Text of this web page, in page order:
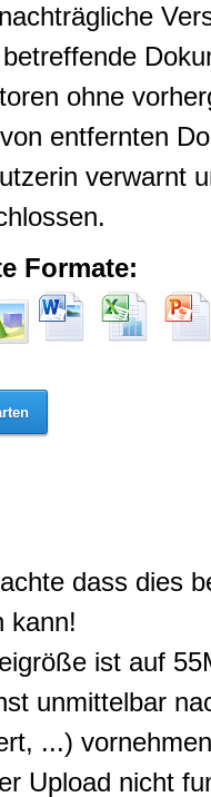
ohne
entfernten
verwarnt
Formate:
dass dies
kann!
ist auf
unmittelbar
...)
Upload nicht